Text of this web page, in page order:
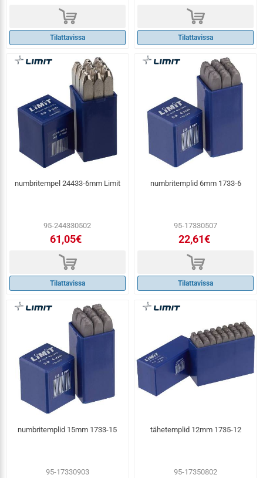
d
Tilattavissa
d
Tilattavissa
numbritempel 24433-6mm Limit
95-244330502
61,05€
d
Tilattavissa
numbritemplid 6mm 1733-6
95-17330507
22,61€
d
Tilattavissa
numbritemplid 15mm 1733-15
95-17330903
tähetemplid 12mm 1735-12
95-17350802